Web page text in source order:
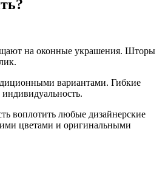
на оконные украшения. Шторы
вариантами. Гибкие
воплотить любые дизайнерские
цветами и оригинальными